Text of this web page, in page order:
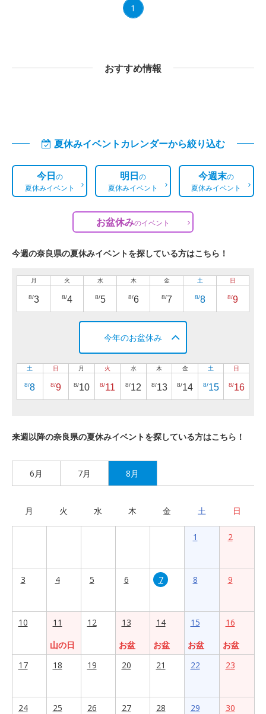
1
おすすめ情報
夏休みイベントカレンダーから絞り込む
今日の
夏休みイベント
明日の
夏休みイベント
今週末の
夏休みイベント
お盆休みのイベント
今週の奈良県の夏休みイベントを探している方はこちら！
月
8/3
火
8/4
水
8/5
木
8/6
金
8/7
土
8/8
日
8/9
今年のお盆休み
土
8/8
日
8/9
月
8/10
火
8/11
水
8/12
木
8/13
金
8/14
土
8/15
日
8/16
来週以降の奈良県の夏休みイベントを探している方はこちら！
6月 7月 8月
月 火 水 木 金 土 日
1 2
3 4 5 6 7 8 9
10
11
山の日
12
13
お盆
14
お盆
15
お盆
16
お盆
17
18 19 20 21 22 23
24 25 26 27 28 29 30